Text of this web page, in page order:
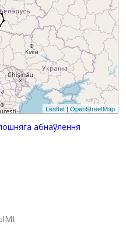
Leaflet | OpenStreetMap
абнаўлення